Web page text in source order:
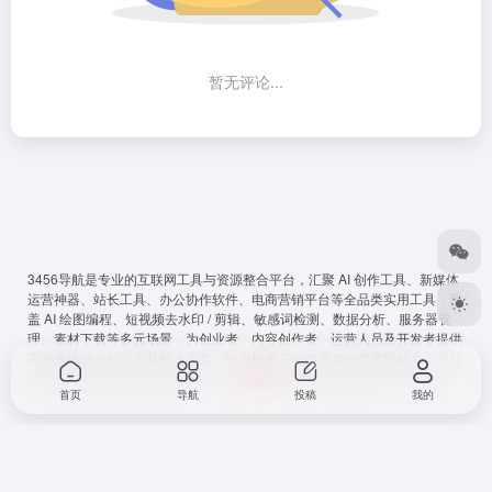
暂无评论...
3456导航是专业的互联网工具与资源整合平台，汇聚 AI 创作工具、新媒体
运营神器、站长工具、办公协作软件、电商营销平台等全品类实用工具，覆
盖 AI 绘图编程、短视频去水印 / 剪辑、敏感词检测、数据分析、服务器管
理、素材下载等多元场景，为创业者、内容创作者、运营人员及开发者提供
高效便捷的一站式工具解决方案，助力提升工作效率与创作变现能力，是互
联网从必备的宝藏工具导航平台。
：鲁ICP备2024128794号-4
首页 导航 投稿 我的